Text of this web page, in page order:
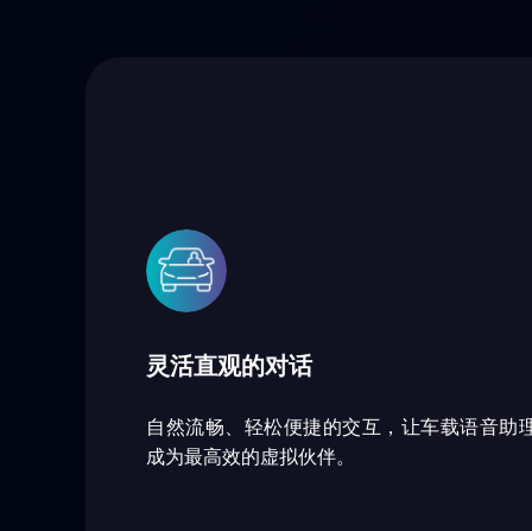
灵活直观的对话
自然流畅、轻松便捷的交互，让车载语音助
成为最高效的虚拟伙伴。